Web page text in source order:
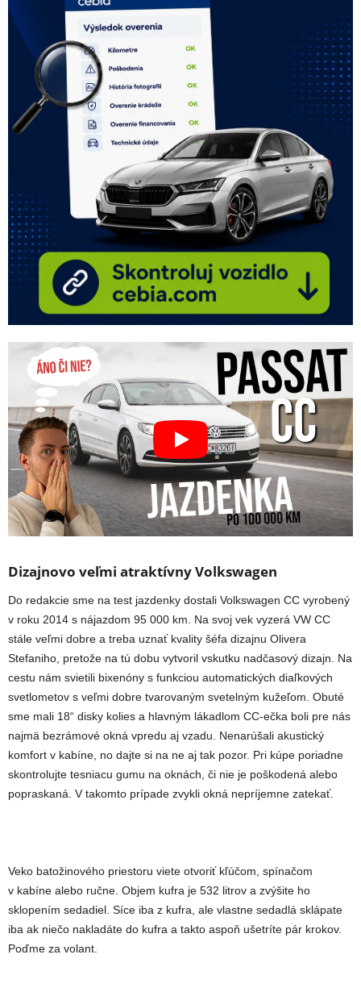
Dizajnovo veľmi atraktívny Volkswagen
Do redakcie sme na test jazdenky dostali Volkswagen CC vyrobený
v roku 2014 s nájazdom 95 000 km. Na svoj vek vyzerá VW CC
stále veľmi dobre a treba uznať kvality šéfa dizajnu Olivera
Stefaniho, pretože na tú dobu vytvoril vskutku nadčasový dizajn. Na
cestu nám svietili bixenóny s funkciou automatických diaľkových
svetlometov s veľmi dobre tvarovaným svetelným kužeľom. Obuté
sme mali 18“ disky kolies a hlavným lákadlom CC-ečka boli pre nás
najmä bezrámové okná vpredu aj vzadu. Nenarúšali akustický
komfort v kabíne, no dajte si na ne aj tak pozor. Pri kúpe poriadne
skontrolujte tesniacu gumu na oknách, či nie je poškodená alebo
popraskaná. V takomto prípade zvykli okná nepríjemne zatekať.
Veko batožinového priestoru viete otvoriť kľúčom, spínačom
v kabíne alebo ručne. Objem kufra je 532 litrov a zvýšite ho
sklopením sedadiel. Síce iba z kufra, ale vlastne sedadlá sklápate
iba ak niečo nakladáte do kufra a takto aspoň ušetríte pár krokov.
Poďme za volant.